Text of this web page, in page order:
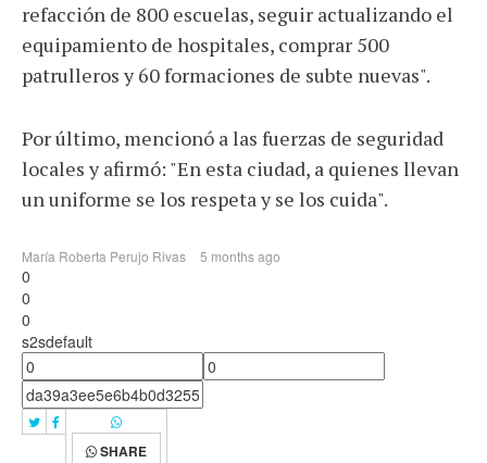
refacción de 800 escuelas, seguir actualizando el
equipamiento de hospitales, comprar 500
patrulleros y 60 formaciones de subte nuevas".
Por último, mencionó a las fuerzas de seguridad
locales y afirmó: "En esta ciudad, a quienes llevan
un uniforme se los respeta y se los cuida".
María Roberta Perujo Rivas 5 months ago
0
0
0
s2sdefault
SHARE